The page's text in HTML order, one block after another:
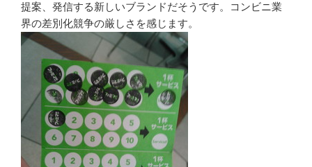
提案、発信する新しいブランドだそうです。コンビニ業
界の差別化競争の厳しさを感じます。